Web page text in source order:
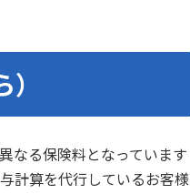
なる保険料となっています
計算を代行しているお客様